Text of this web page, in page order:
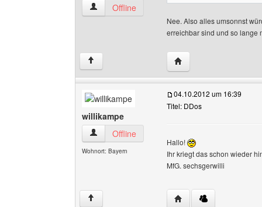
internet-macht-weihnachten Benutzer-Profile
Offline
Nee. Also alles umsonnst
erreichbar sind und so lange
↑ Website dieses
willikampe
willikampe Benutzer-Profile anzeigen
Offline
Wohnort: Bayern
04.10.2012 um 16:39
Titel: DDos
Hallo!
Ihr kriegt das schon wieder
MfG. sechsgerwilli
↑ Website dieses